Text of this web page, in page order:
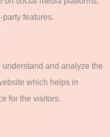
features.
and analyze the
which helps in
for the visitors.